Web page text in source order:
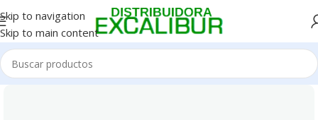
Skip to navigation
Skip to main content